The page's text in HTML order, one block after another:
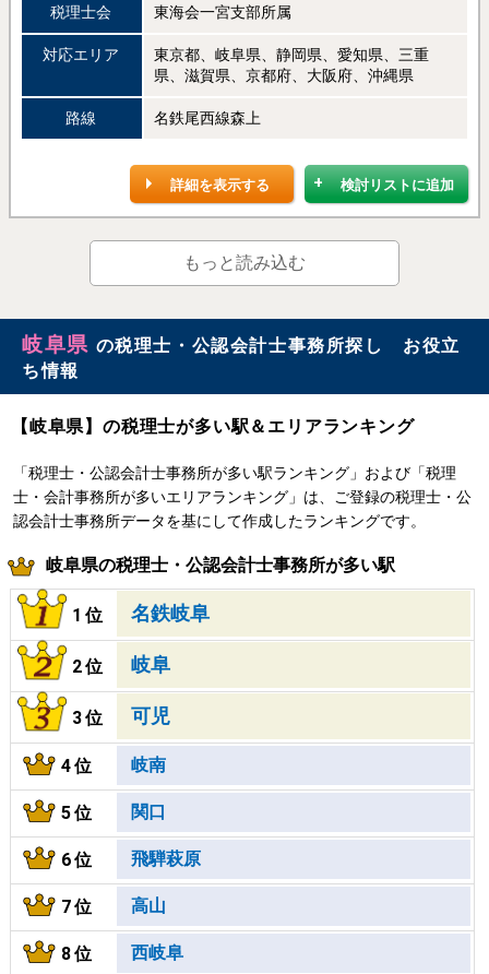
税理士会 東海会一宮支部所属
対応エリア
東京都、岐阜県、静岡県、愛知県、三重
県、滋賀県、京都府、大阪府、沖縄県
路線 名鉄尾西線森上
検討リストに追加
詳細を表示する
もっと読み込む
岐阜県 の税理士・公認会計士事務所探し お役立
ち情報
【岐阜県】の税理士が多い駅＆エリアランキング
「税理士・公認会計士事務所が多い駅ランキング」および「税理
士・会計事務所が多いエリアランキング」は、ご登録の税理士・公
認会計士事務所データを基にして作成したランキングです。
岐阜県の税理士・公認会計士事務所が多い駅
1位 名鉄岐阜
2位 岐阜
3位 可児
4位 岐南
5位 関口
6位 飛騨萩原
7位 高山
8位 西岐阜